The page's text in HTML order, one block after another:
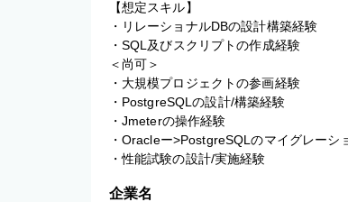
【想定スキル】
・リレーショナルDBの設計構築経験
・SQL及びスクリプトの作成経験
＜尚可＞
・大規模プロジェクトの参画経験
・PostgreSQLの設計/構築経験
・Jmeterの操作経験
・Oracleー>PostgreSQLのマイグレーシ
・性能試験の設計/実施経験
企業名